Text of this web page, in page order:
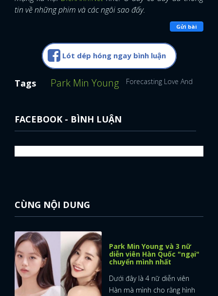
tin về những phim và các ngôi sao đấy.
Gửi bài
Lót dép hóng ngay bình luận
Tags Park Min Young Forecasting Love And
FACEBOOK - BÌNH LUẬN
CÙNG NỘI DUNG
Park Min Young và 3 nữ
diễn viên Hàn Quốc "ngại"
chuyển mình nhất
Dưới đây là 4 nữ diễn viên
Hàn mà mình cho rằng hình